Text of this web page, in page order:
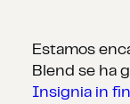
Estamos
Blend se ha
Insignia in